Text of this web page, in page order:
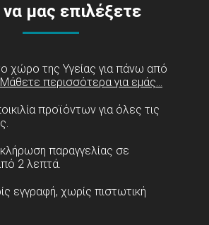
να μας επιλέξετε
χώρο της Υγείας για πάνω από
Μάθετε περισσότερα για εμάς...
προϊόντων για όλες τις
παραγγελίας σε
2 λεπτά.
εγγραφή, χωρίς πιστωτική